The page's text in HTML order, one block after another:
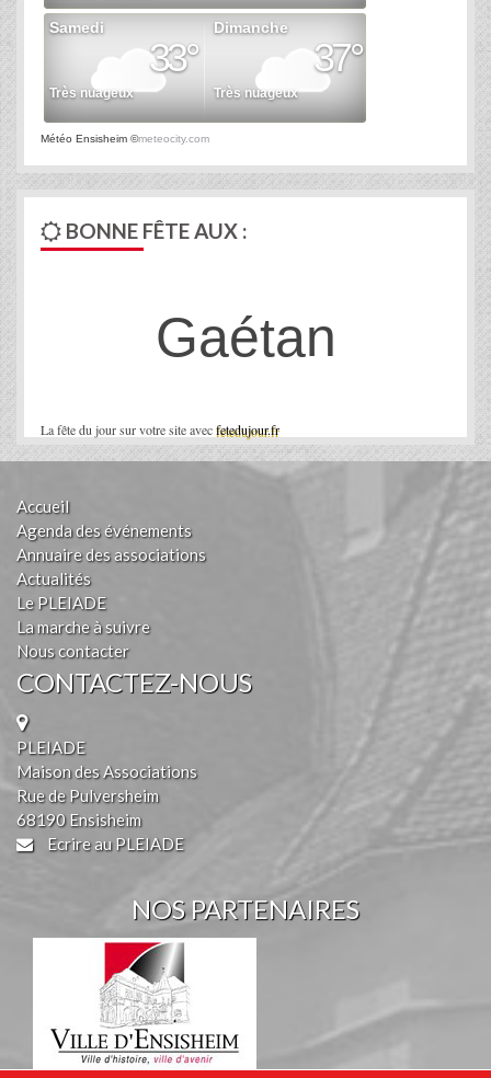
Météo Ensisheim ©meteocity.com
BONNE FÊTE AUX :
La fête du jour sur votre site avecfetedujour.fr
Gaétan
Accueil
Agenda des événements
Annuaire des associations
Actualités
Le PLEIADE
La marche à suivre
Nous contacter
CONTACTEZ-NOUS
PLEIADE
Maison des Associations
Rue de Pulversheim
68190 Ensisheim
Ecrire au PLEIADE
NOS PARTENAIRES